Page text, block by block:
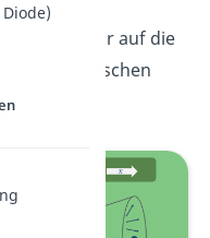
gehen wir auf die
der Braunschen